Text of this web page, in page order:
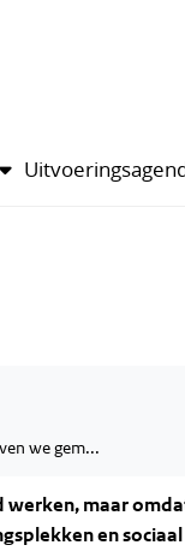
we gem...
maar
en sociaal